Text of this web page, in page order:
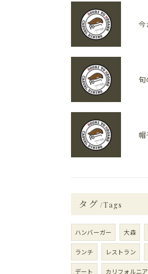
タグ Tags
ハンバーガー 大森
ランチ レストラン
デート カリフォルニア